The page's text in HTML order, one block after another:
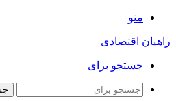
منو
راهیان اقتصادی
جستجو برای